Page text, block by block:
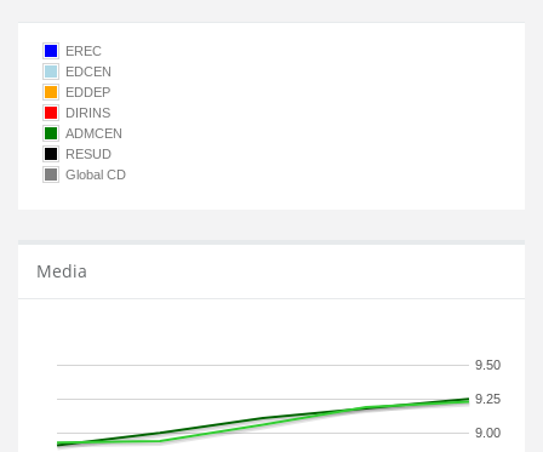
EREC
EDCEN
EDDEP
DIRINS
ADMCEN
RESUD
Global CD
Media
9.00
9.25
9.50